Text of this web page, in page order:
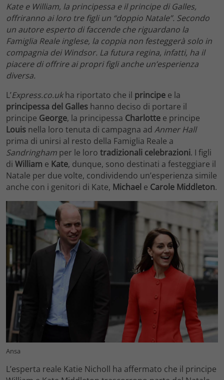
Kate e William, la principessa e il principe di Galles,
offriranno ai loro tre figli un “doppio Natale”. Secondo
un autore esperto di faccende che riguardano la
Famiglia Reale inglese, la coppia non festeggerà solo in
compagnia dei Windsor. La futura regina, infatti, ha il
piacere di offrire ai propri figli anche un’esperienza
diversa.
L’Express.co.ukha riportato che il principe e la
principessa del Galles hanno deciso di portare il
principe George, la principessa Charlotte e principe
Louis nella loro tenuta di campagna ad Anmer Hall
prima di unirsi al resto della Famiglia Reale a
Sandringham per le loro tradizionali celebrazioni. I figli
di William e Kate, dunque, sono destinati a festeggiare il
Natale per due volte, condividendo un’esperienza simile
anche con i genitori di Kate, Michael e Carole Middleton.
Ansa
L’esperta reale Katie Nicholl ha affermato che il principe